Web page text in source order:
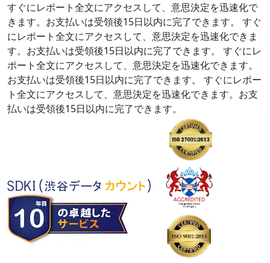
すぐにレポート全文にアクセスして、意思決定を迅速化で
きます。お支払いは受領後15日以内に完了できます。
すぐ
にレポート全文にアクセスして、意思決定を迅速化できま
す。お支払いは受領後15日以内に完了できます。
すぐにレ
ポート全文にアクセスして、意思決定を迅速化できます。
お支払いは受領後15日以内に完了できます。
すぐにレポー
ト全文にアクセスして、意思決定を迅速化できます。お支
払いは受領後15日以内に完了できます。